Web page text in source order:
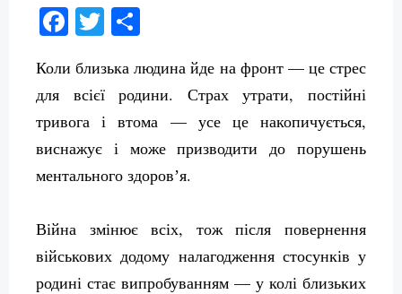
Facebook
Twitter
Коли близька людина йде на фронт — це стрес
для всієї родини. Страх утрати, постійні
тривога і втома — усе це накопичується,
виснажує і може призводити до порушень
ментального здоровʼя.
Війна змінює всіх, тож після повернення
військових додому налагодження стосунків у
родині стає випробуванням — у колі близьких